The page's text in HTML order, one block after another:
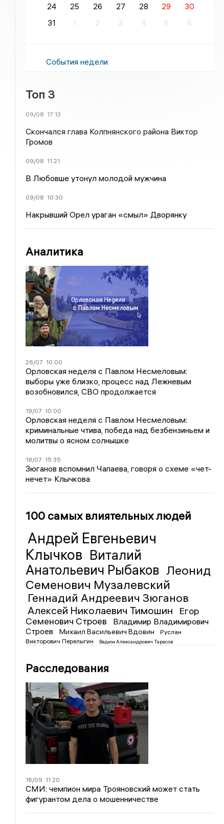
24
25 26 27 28 29
30
31
1 2 3 4 5 6
События недели
Топ 3
09/08 17:13
Скончался глава Колпнянского района Виктор
Громов
09/08 11:21
В Любовше утонул молодой мужчина
09/08 10:30
Накрывший Орел ураган «смыл» Дворянку
Аналитика
26/07 10:00
Орловская неделя с Павлом Несмеловым:
выборы уже близко, процесс над Лежневым
возобновился, СВО продолжается
19/07 10:00
Орловская неделя с Павлом Несмеловым:
криминальные чтива, победа над безбензиньем и
молитвы о ясном солнышке
18/07 15:35
Зюганов вспомнил Чапаева, говоря о схеме «чет-
нечет» Клычкова
100 самых влиятельных людей
Андрей Евгеньевич
Клычков Виталий
Анатольевич Рыбаков Леонид
Семенович Музалевский
Геннадий Андреевич Зюганов
Алексей Николаевич Тимошин
Егор
Семенович Строев
Владимир Владимирович
Строев
Михаил Васильевич Вдовин
Руслан
Викторович Перелыгин
Вадим Александрович Тарасов
Расследования
16/09 11:20
СМИ: чемпион мира Трояновский может стать
фигурантом дела о мошенничестве